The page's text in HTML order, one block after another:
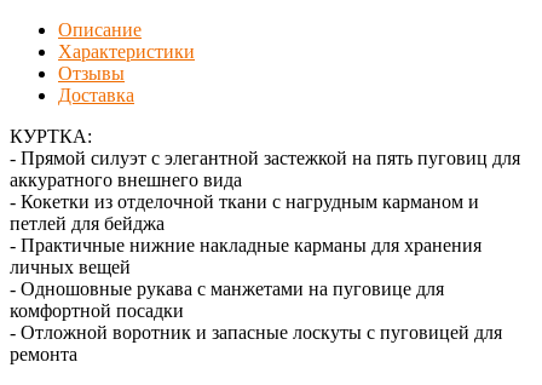
Описание
Характеристики
Отзывы
Доставка
КУРТКА:
- Прямой силуэт с элегантной застежкой на пять пуговиц для
аккуратного внешнего вида
- Кокетки из отделочной ткани с нагрудным карманом и
петлей для бейджа
- Практичные нижние накладные карманы для хранения
личных вещей
- Одношовные рукава с манжетами на пуговице для
комфортной посадки
- Отложной воротник и запасные лоскуты с пуговицей для
ремонта